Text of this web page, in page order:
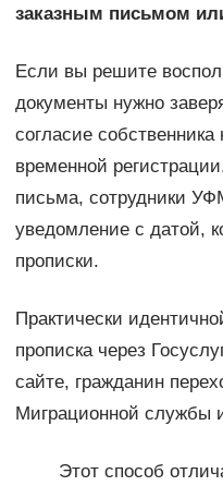
заказным письмом
Если вы решите
документы нужно
согласие
временной
письма, сотрудники
уведомление с датой,
прописки.
Практически
прописка через
сайте, гражданин
Миграционной службы
Этот способ